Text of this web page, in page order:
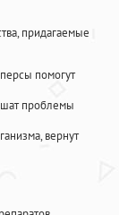
придагаемые
помогут
проблемы
вернут